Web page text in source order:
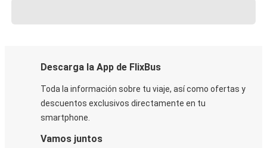
Descarga la App de FlixBus
Toda la información sobre tu viaje, así como ofertas y
descuentos exclusivos directamente en tu
smartphone.
Vamos juntos